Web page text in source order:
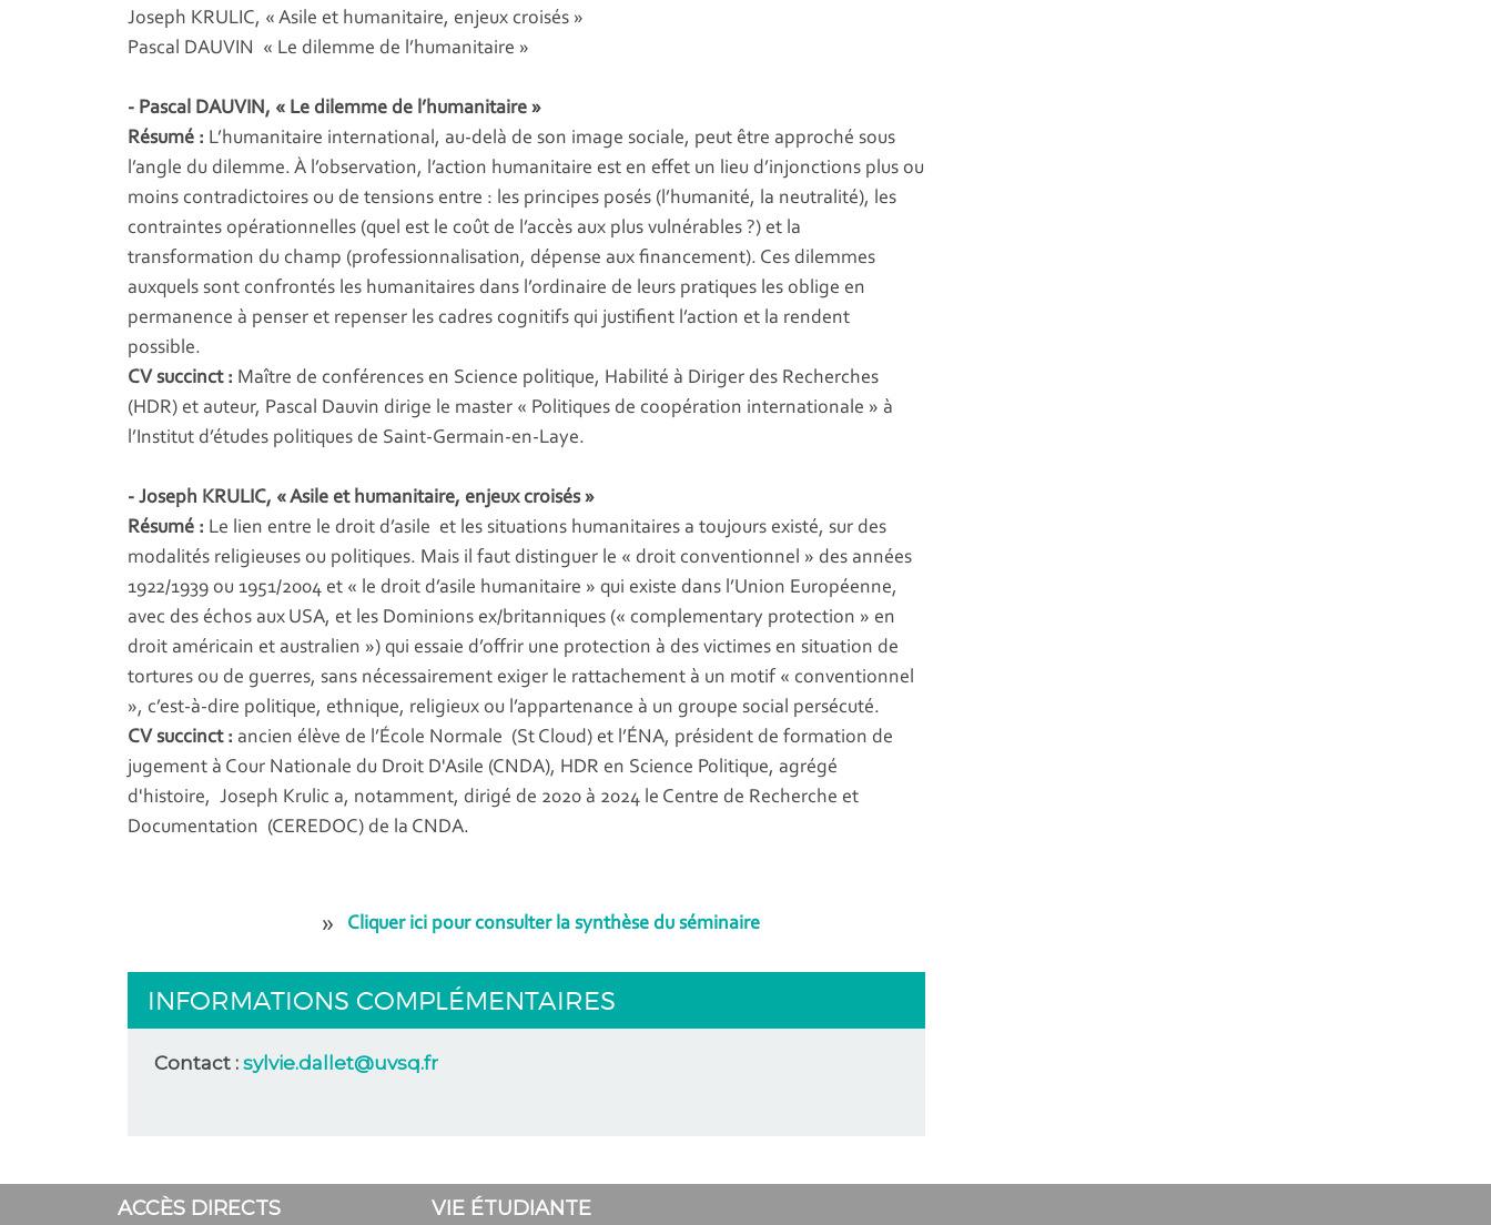
Joseph KRULIC, « Asile et humanitaire, enjeux croisés »
Pascal DAUVIN « Le dilemme de l’humanitaire »
- Pascal DAUVIN, « Le dilemme de l’humanitaire »
Résumé : L’humanitaire international, au-delà de son image sociale, peut être approché sous
l’angle du dilemme. À l’observation, l’action humanitaire est en effet un lieu d’injonctions plus ou
moins contradictoires ou de tensions entre : les principes posés (l’humanité, la neutralité), les
contraintes opérationnelles (quel est le coût de l’accès aux plus vulnérables ?) et la
transformation du champ (professionnalisation, dépense aux financement). Ces dilemmes
auxquels sont confrontés les humanitaires dans l’ordinaire de leurs pratiques les oblige en
permanence à penser et repenser les cadres cognitifs qui justifient l’action et la rendent
possible.
CV succinct : Maître de conférences en Science politique, Habilité à Diriger des Recherches
(HDR) et auteur, Pascal Dauvin dirige le master « Politiques de coopération internationale » à
l’Institut d’études politiques de Saint-Germain-en-Laye.
- Joseph KRULIC, « Asile et humanitaire, enjeux croisés »
Résumé : Le lien entre le droit d’asile et les situations humanitaires a toujours existé, sur des
modalités religieuses ou politiques. Mais il faut distinguer le « droit conventionnel » des années
1922/1939 ou 1951/2004 et « le droit d’asile humanitaire » qui existe dans l’Union Européenne,
avec des échos aux USA, et les Dominions ex/britanniques (« complementary protection » en
droit américain et australien ») qui essaie d’offrir une protection à des victimes en situation de
tortures ou de guerres, sans nécessairement exiger le rattachement à un motif « conventionnel
», c’est-à-dire politique, ethnique, religieux ou l’appartenance à un groupe social persécuté.
CV succinct : ancien élève de l’École Normale (St Cloud) et l’ÉNA, président de formation de
jugement à Cour Nationale du Droit D'Asile (CNDA), HDR en Science Politique, agrégé
d'histoire, Joseph Krulic a, notamment, dirigé de 2020 à 2024 le Centre de Recherche et
Documentation (CEREDOC) de la CNDA.
Cliquer ici pour consulter la synthèse du séminaire
INFORMATIONS COMPLÉMENTAIRES
Contact : sylvie.dallet@uvsq.fr
ACCÈS DIRECTS VIE ÉTUDIANTE